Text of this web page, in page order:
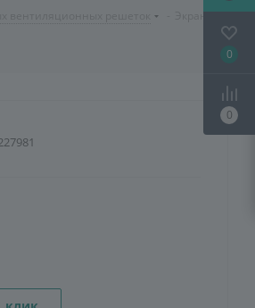
Экран
0
0